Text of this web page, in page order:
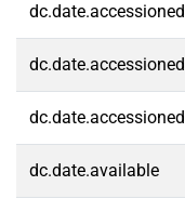
dc.date.accessioned
dc.date.accessioned
dc.date.accessioned
dc.date.available